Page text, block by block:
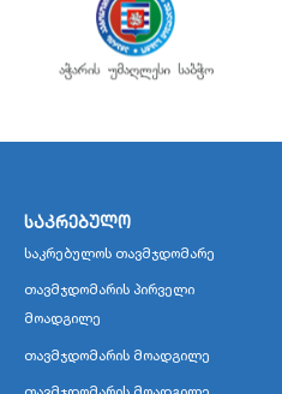
საკრებულო
საკრებულოს თავმჯდომარე
თავმჯდომარის პირველი
მოადგილე
თავმჯდომარის მოადგილე